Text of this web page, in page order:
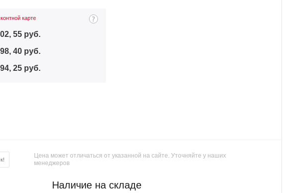
карте
55 руб.
40 руб.
25 руб.
Цена может отличаться от указанной на сайте. Уточняйте у наших
менеджеров
Наличие на складе